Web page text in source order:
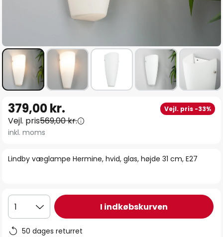
starten
af
Lindby væglampe Hermine, hvid, glas, højde 31 cm, E27
379,00 kr. Vejl. pris -33%
Vejl. pris569,00 kr.
inkl. moms
1 I indkøbskurven
50 dages returret